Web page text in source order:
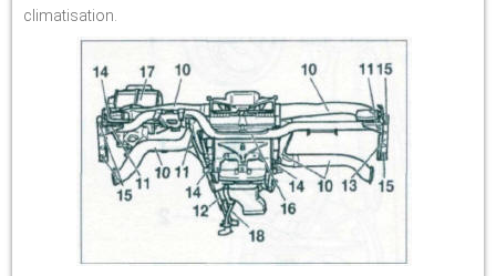
climatisation.